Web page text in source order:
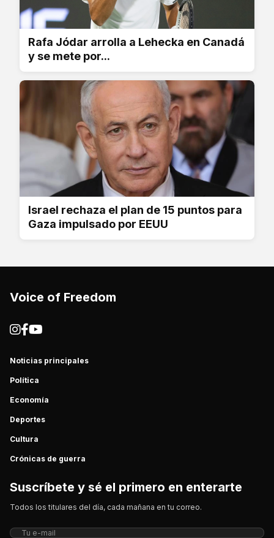
Rafa Jódar arrolla a Lehecka en Canadá
y se mete por...
Israel rechaza el plan de 15 puntos para
Gaza impulsado por EEUU
Voice of Freedom
Noticias principales
Política
Economía
Deportes
Cultura
Crónicas de guerra
Suscríbete y sé el primero en enterarte
Todos los titulares del día, cada mañana en tu correo.